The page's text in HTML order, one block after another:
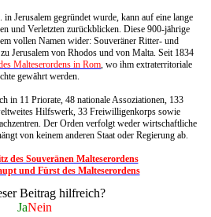
Jerusalem gegründet wurde, kann auf eine lange
und Verletzten zurückblicken. Diese 900-jährige
vollen Namen wider: Souveräner Ritter- und
Jerusalem von Rhodos und von Malta. Seit 1834
Malteserordens in Rom, wo ihm extraterritoriale
gewährt werden.
in 11 Priorate, 48 nationale Assoziationen, 133
Hilfswerk, 33 Freiwilligenkorps sowie
Der Orden verfolgt weder wirtschaftliche
von keinem anderen Staat oder Regierung ab.
des Souveränen Malteserordens
und Fürst des Malteserordens
Beitrag hilfreich?
JaNein